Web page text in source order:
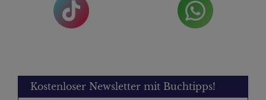
Kostenloser Newsletter mit Buchtipps!